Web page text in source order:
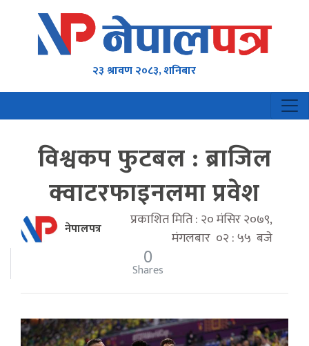
२३ श्रावण २०८३, शनिबार
विश्वकप फुटबल : ब्राजिल
क्वाटरफाइनलमा प्रवेश
नेपालपत्र
प्रकाशित मिति : २० मंसिर २०७९,
मंगलबार ०२ : ५५ बजे
0
Shares